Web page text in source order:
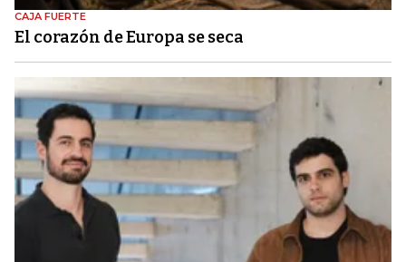
CAJA FUERTE
El corazón de Europa se seca